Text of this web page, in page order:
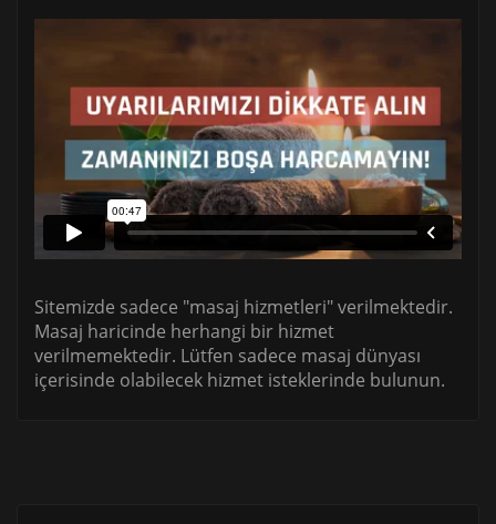
Sitemizde sadece "masaj hizmetleri" verilmektedir.
Masaj haricinde herhangi bir hizmet
verilmemektedir. Lütfen sadece masaj dünyası
içerisinde olabilecek hizmet isteklerinde bulunun.